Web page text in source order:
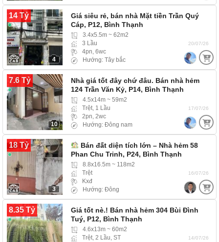
14 Tỷ
4
Giá siêu rẻ, bán nhà Mặt tiền Trần Quý
Cáp, P12, Bình Thạnh
3.4x5.5m ~ 62m2
3 Lầu
4pn, 6wc
Hướng: Tây bắc
20/07/26
7.6 Tỷ
10
Nhà giá tốt đây chứ đâu. Bán nhà hẻm
124 Trần Văn Kỷ, P14, Bình Thạnh
4.5x14m ~ 59m2
Trệt, 1 Lầu
2pn, 2wc
Hướng: Đông nam
17/07/26
18 Tỷ
3
Bán đất diện tích lớn – Nhà hẻm 58
Phan Chu Trinh, P24, Bình Thạnh
8.8x16.5m ~ 118m2
Trệt
Kxđ
Hướng: Đông
16/07/26
8.35 Tỷ
Giá tốt nè.! Bán nhà hẻm 304 Bùi Đình
Tuý, P12, Bình Thạnh
4.6x13m ~ 60m2
Trệt, 2 Lầu, ST
14/07/26